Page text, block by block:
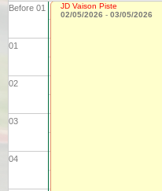
Before 01
01
02
03
04
JD Vaison Piste
02/05/2026 - 03/05/2026